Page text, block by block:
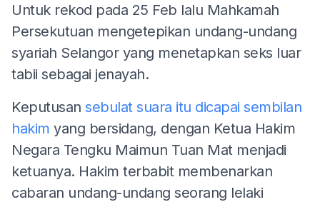
Untuk rekod pada 25 Feb lalu Mahkamah
Persekutuan mengetepikan undang-undang
syariah Selangor yang menetapkan seks luar
tabii sebagai jenayah.
Keputusan sebulat suara itu dicapai sembilan
hakim yang bersidang, dengan Ketua Hakim
Negara Tengku Maimun Tuan Mat menjadi
ketuanya. Hakim terbabit membenarkan
cabaran undang-undang seorang lelaki